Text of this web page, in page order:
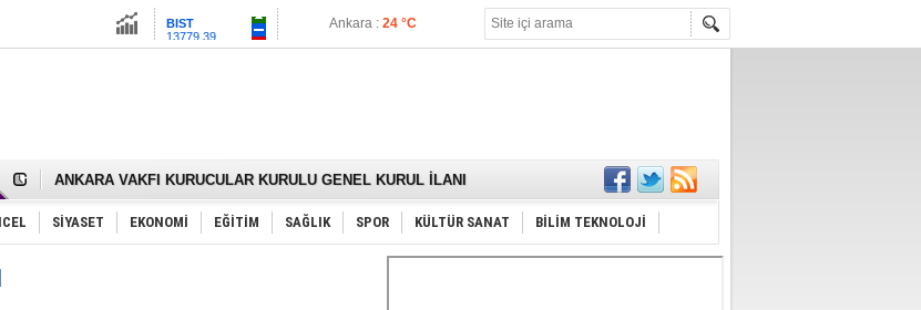
Altın6659.71
Gölbaşı’nda 167 Çiftçiye 30 Ton Nohut Tohumu Dağıtıldı
Cemal Gürsel Caddesi’nde Çözüm Değil Ceza Üretiliyor
Samet Keskin’den Annesi Gülsen Keskin İçin Lokma Hayrı
FAİZ ORANI YÜZDE 25’TEN YÜZDE 20’YE ÇEKİLDİ.
SİYASET EKONOMİ EĞİTİM SAĞLIK SPOR KÜLTÜR SANAT BİLİM TEKNOLOJİ